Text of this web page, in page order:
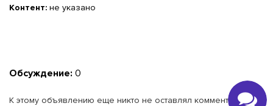
Контент: не указано
Обсуждение: 0
К этому объявлению еще никто не оставлял комментариев.